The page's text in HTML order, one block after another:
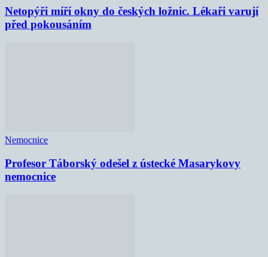
Netopýři míří okny do českých ložnic. Lékaři varují
před pokousáním
Nemocnice
Profesor Táborský odešel z ústecké Masarykovy
nemocnice